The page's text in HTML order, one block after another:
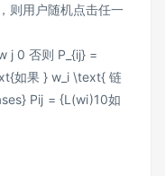
则用户随机点击任一
j 0 否则 P_{ij} =
如果 } w_i \text{ 链
Pij = {L (wi)10如